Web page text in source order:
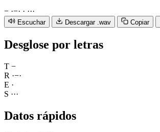
− ·−· · ···
Escuchar Descargar .wav Copiar
Desglose por letras
T −
R ·−·
E ·
S ···
Datos rápidos